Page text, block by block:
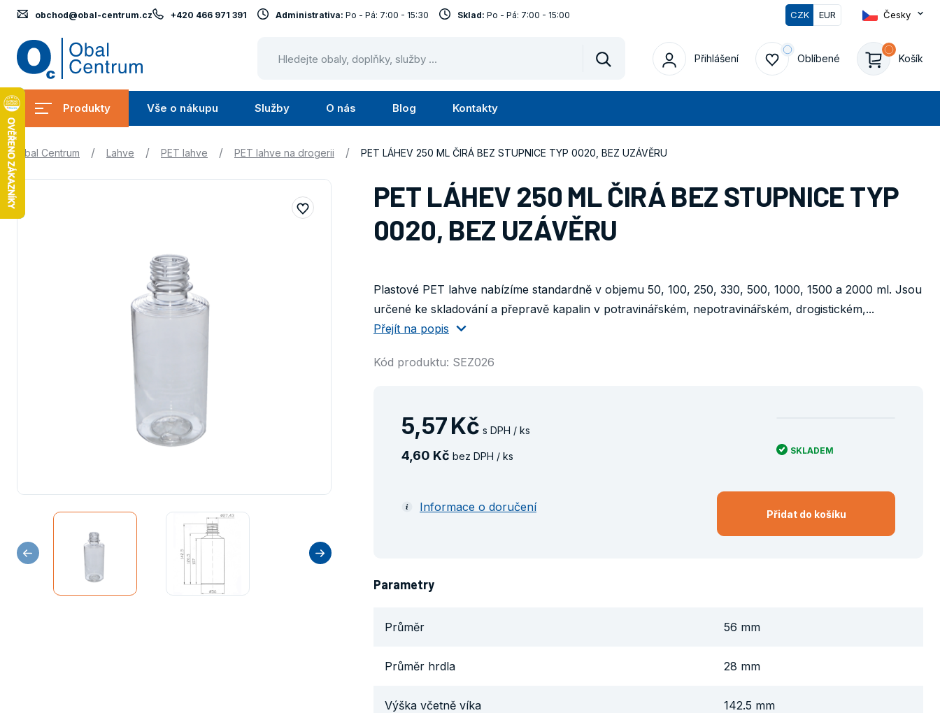
CZK EUR Česky
Vyhledat
Přihlášení Oblíbené Košík
0
Produkty
Submenu
Produkty
Vše o nákupu
Submenu
Vše
Služby
Submenu
Služby
O nás
Submenu
O
Blog Kontakty
obchod@obal-centrum.cz +420 466 971 391 Administrativa: Po - Pá: 7:00 - 15:30 Sklad: Po - Pá: 7:00 - 15:00
Obal Centrum / Lahve / PET lahve / PET lahve na drogerii / PET LÁHEV 250 ML ČIRÁ BEZ STUPNICE TYP 0020, BEZ UZÁVĚRU
PET LÁHEV 250 ML ČIRÁ BEZ STUPNICE TYP
0020, BEZ UZÁVĚRU
Plastové PET lahve nabízíme standardně v objemu 50, 100, 250, 330, 500, 1000, 1500 a 2000 ml. Jsou
určené ke skladování a přepravě kapalin v potravinářském, nepotravinářském, drogistickém,...
Přejít na popis
Kód produktu: SEZ026
5,57Kč s DPH / ks
4 60 Kč bez DPH / ks SKLADEM
Informace o doručení Přidat do košíku
Parametry
Průměr 56 mm
Průměr hrdla 28 mm
Výška včetně víka 142.5 mm